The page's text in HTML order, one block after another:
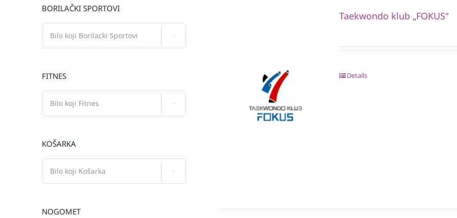
Taekwondo klub „FOKUS“
Details
BORILAČKI SPORTOVI
FITNES
KOŠARKA
NOGOMET